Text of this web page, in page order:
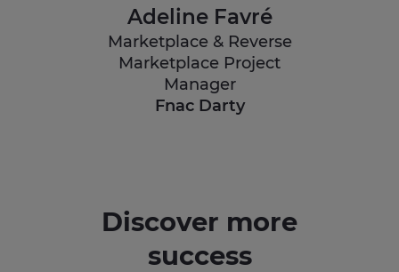
Adeline Favré
Marketplace & Reverse
Marketplace Project
Manager
Fnac Darty
Discover more
success